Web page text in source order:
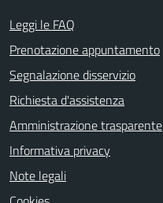
Leggi le FAQ
Prenotazione appuntamento
Segnalazione disservizio
Richiesta d'assistenza
Amministrazione trasparente
Informativa privacy
Note legali